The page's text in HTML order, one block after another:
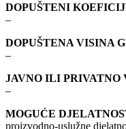
DOPUŠTENI
–
DOPUŠTENA VISINA
–
JAVNO ILI PRIVATNO
–
MOGUĆE
proizvodno-uslužne